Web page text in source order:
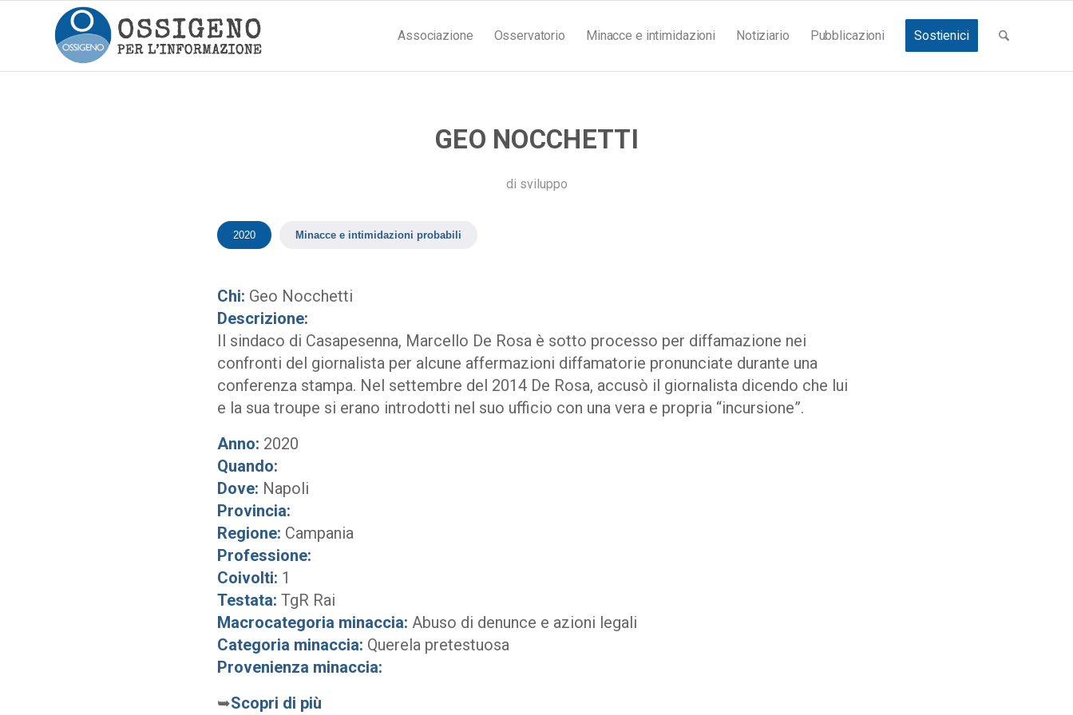
Associazione Osservatorio Minacce e intimidazioni Notiziario Pubblicazioni Sostienici
GEO NOCCHETTI
di sviluppo
2020 Minacce e intimidazioni probabili
Chi: Geo Nocchetti
Descrizione:
Il sindaco di Casapesenna, Marcello De Rosa è sotto processo per diffamazione nei
confronti del giornalista per alcune affermazioni diffamatorie pronunciate durante una
conferenza stampa. Nel settembre del 2014 De Rosa, accusò il giornalista dicendo che lui
e la sua troupe si erano introdotti nel suo ufficio con una vera e propria “incursione”.
Anno: 2020
Quando:
Dove: Napoli
Provincia:
Regione: Campania
Professione:
Coivolti: 1
Testata: TgR Rai
Macrocategoria minaccia: Abuso di denunce e azioni legali
Categoria minaccia: Querela pretestuosa
Provenienza minaccia:
➥Scopri di più